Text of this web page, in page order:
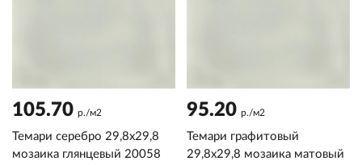
105.70 р./м2
Темари серебро 29,8x29,8
мозаика глянцевый 20058
95.20 р./м2
Темари графитовый
29,8x29,8 мозаика матовый